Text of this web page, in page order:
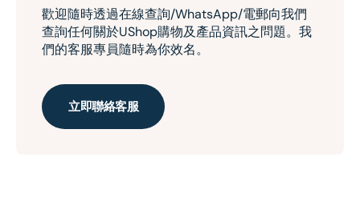
歡迎隨時透過在線查詢/WhatsApp/電郵向我們
查詢任何關於UShop購物及產品資訊之問題。我
們的客服專員隨時為你效名。
立即聯絡客服